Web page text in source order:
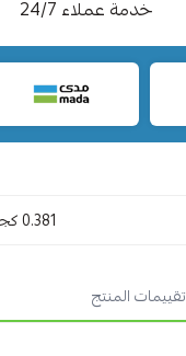
خدمة عملاء 24/7
0.381 كجم
تقييمات المنتج